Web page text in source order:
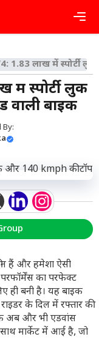
1.83 लाख में स्पोर्टी
में स्पोर्टी लुक
वाली बाइक
By:
हैं और हमेशा ऐसी
का परफेक्ट
ही बनी है। यह बाइक
के दिल में रफ्तार की
अब और भी एडवांस
मार्केट में आई है, जो